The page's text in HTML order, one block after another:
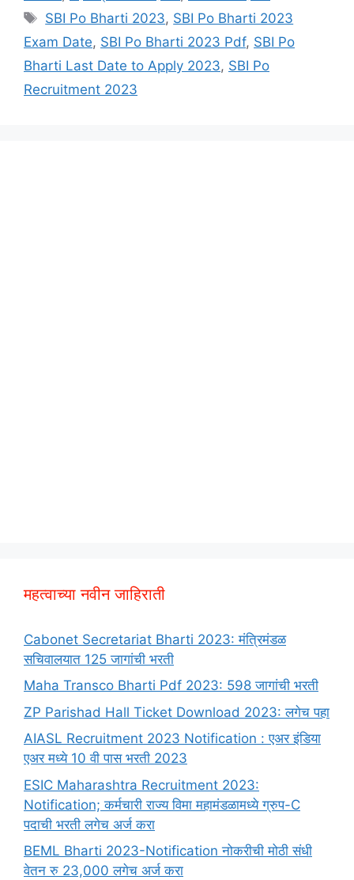
Tags
SBI Po Bharti 2023, SBI Po Bharti 2023
Exam Date, SBI Po Bharti 2023 Pdf, SBI Po
Bharti Last Date to Apply 2023, SBI Po
Recruitment 2023
महत्वाच्या नवीन जाहिराती
Cabonet Secretariat Bharti 2023: मंत्रिमंडळ
सचिवालयात 125 जागांची भरती
Maha Transco Bharti Pdf 2023: 598 जागांची भरती
ZP Parishad Hall Ticket Download 2023: लगेच पहा
AIASL Recruitment 2023 Notification : एअर इंडिया
एअर मध्ये 10 वी पास भरती 2023
ESIC Maharashtra Recruitment 2023:
Notification; कर्मचारी राज्य विमा महामंडळामध्ये ग्रुप-C
पदाची भरती लगेच अर्ज करा
BEML Bharti 2023-Notification नोकरीची मोठी संधी
वेतन रु 23,000 लगेच अर्ज करा